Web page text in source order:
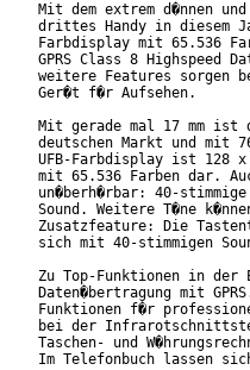
Mit dem extrem d�nnen
drittes Handy in diesem
Farbdisplay mit 65.536
GPRS Class 8 Highspeed
weitere Features sorgen
Ger�t f�r Aufsehen.
Mit gerade mal 17 mm ist
deutschen Markt und mit
UFB-Farbdisplay ist 128
mit 65.536 Farben dar.
un�berh�rbar: 40-
Sound. Weitere T�ne
Zusatzfeature: Die
sich mit 40-stimmigen
Zu Top-Funktionen in der
Daten�bertragung mit
Funktionen f�r
bei der
Taschen- und
Im Telefonbuch lassen